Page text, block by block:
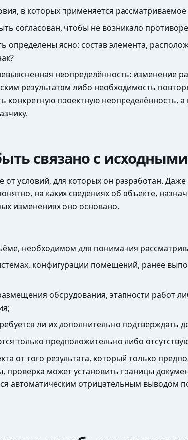
в которых применяется
согласован, чтобы не возникало
ясно: состав элемента,
неопределённость: изменение
результатом либо необходимость
конкретную проектную неопределённость,
связано с
от условий, для которых он разработан.
на каких сведениях об объекте,
изменениях оно основано.
необходимом для понимания
конфигурации помещений, ранее
оборудования, этапности работ
ли их дополнительно подтверждать
только предположительно либо
от того результата, который только
может установить границы
автоматическим отрицательным выводом